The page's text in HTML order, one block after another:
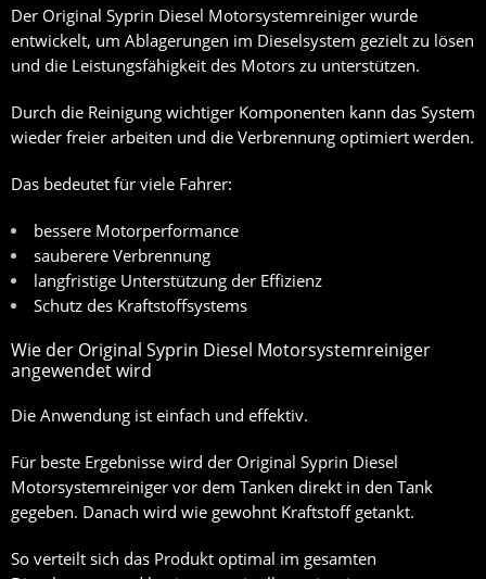
Der Original Syprin Diesel Motorsystemreiniger wurde
entwickelt, um Ablagerungen im Dieselsystem gezielt zu lösen
und die Leistungsfähigkeit des Motors zu unterstützen.
Durch die Reinigung wichtiger Komponenten kann das System
wieder freier arbeiten und die Verbrennung optimiert werden.
Das bedeutet für viele Fahrer:
bessere Motorperformance
sauberere Verbrennung
langfristige Unterstützung der Effizienz
Schutz des Kraftstoffsystems
Wie der Original Syprin Diesel Motorsystemreiniger
angewendet wird
Die Anwendung ist einfach und effektiv.
Für beste Ergebnisse wird der Original Syprin Diesel
Motorsystemreiniger vor dem Tanken direkt in den Tank
gegeben. Danach wird wie gewohnt Kraftstoff getankt.
So verteilt sich das Produkt optimal im gesamten